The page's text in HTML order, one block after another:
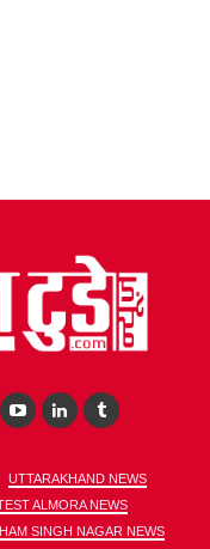
UTTARAKHAND NEWS
ALMORA NEWS
SINGH NAGAR NEWS